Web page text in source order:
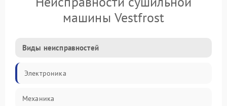
машины Vestfrost
Виды неисправностей
Электроника
Механика